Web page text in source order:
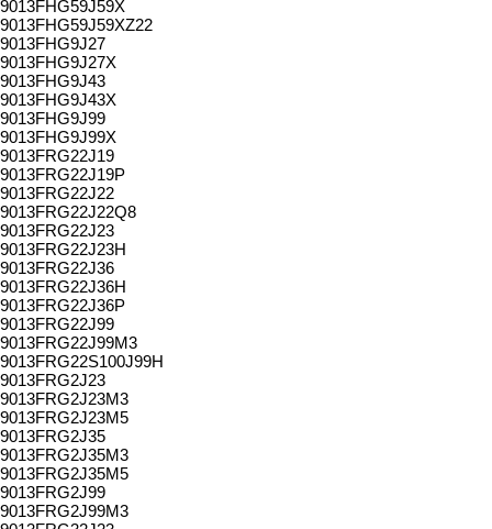
9013FHG59J59X
9013FHG59J59XZ22
9013FHG9J27
9013FHG9J27X
9013FHG9J43
9013FHG9J43X
9013FHG9J99
9013FHG9J99X
9013FRG22J19
9013FRG22J19P
9013FRG22J22
9013FRG22J22Q8
9013FRG22J23
9013FRG22J23H
9013FRG22J36
9013FRG22J36H
9013FRG22J36P
9013FRG22J99
9013FRG22J99M3
9013FRG22S100J99H
9013FRG2J23
9013FRG2J23M3
9013FRG2J23M5
9013FRG2J35
9013FRG2J35M3
9013FRG2J35M5
9013FRG2J99
9013FRG2J99M3